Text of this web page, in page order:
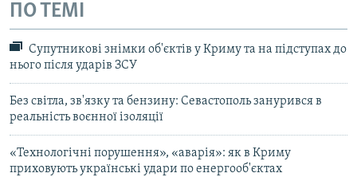
ПО ТЕМІ
Супутникові знімки об'єктів у Криму та на підступах до
нього після ударів ЗСУ
Без світла, зв'язку та бензину: Севастополь занурився в
реальність воєнної ізоляції
«Технологічні порушення», «аварія»: як в Криму
приховують українські удари по енергооб'єктах